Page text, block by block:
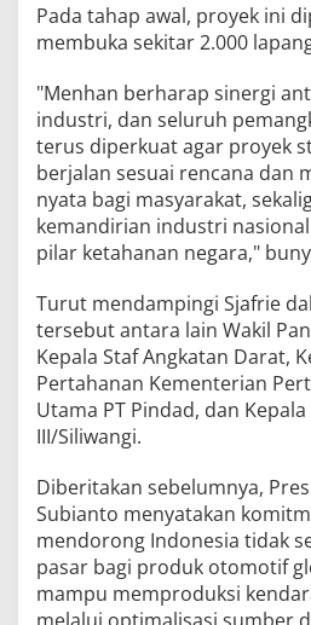
Pada tahap awal, proyek ini
membuka sekitar 2.000
"Menhan berharap sinergi
industri, dan seluruh
terus diperkuat agar proyek
berjalan sesuai rencana dan
nyata bagi masyarakat,
kemandirian industri
pilar ketahanan negara,"
Turut mendampingi Sjafrie
tersebut antara lain Wakil
Kepala Staf Angkatan Darat,
Pertahanan Kementerian
Utama PT Pindad, dan
III/Siliwangi.
Diberitakan sebelumnya,
Subianto menyatakan
mendorong Indonesia tidak
pasar bagi produk otomotif
mampu memproduksi